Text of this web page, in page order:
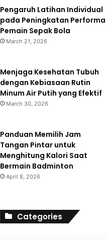
Pengaruh Latihan Individual
pada Peningkatan Performa
Pemain Sepak Bola
March 21, 2026
Menjaga Kesehatan Tubuh
dengan Kebiasaan Rutin
Minum Air Putih yang Efektif
March 30, 2026
Panduan Memilih Jam
Tangan Pintar untuk
Menghitung Kalori Saat
Bermain Badminton
April 8, 2026
Categories